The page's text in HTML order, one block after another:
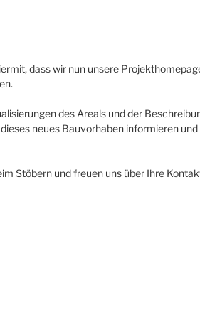
dass wir nun unsere
des Areals und der
neues Bauvorhaben informieren
Stöbern und freuen uns über Ihre